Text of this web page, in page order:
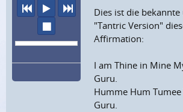
vorheriger Titel
Abspielennächster Titel
Wiedergabe stoppen
Dies ist die
"Tantric Version"
Affirmation:
I am Thine in Mine
Guru.
Humme Hum
Guru.